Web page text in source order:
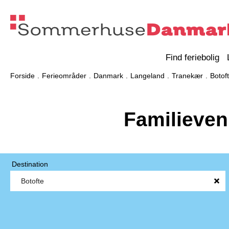
Find feriebolig
Forside Ferieområder Danmark Langeland Tranekær
Destination